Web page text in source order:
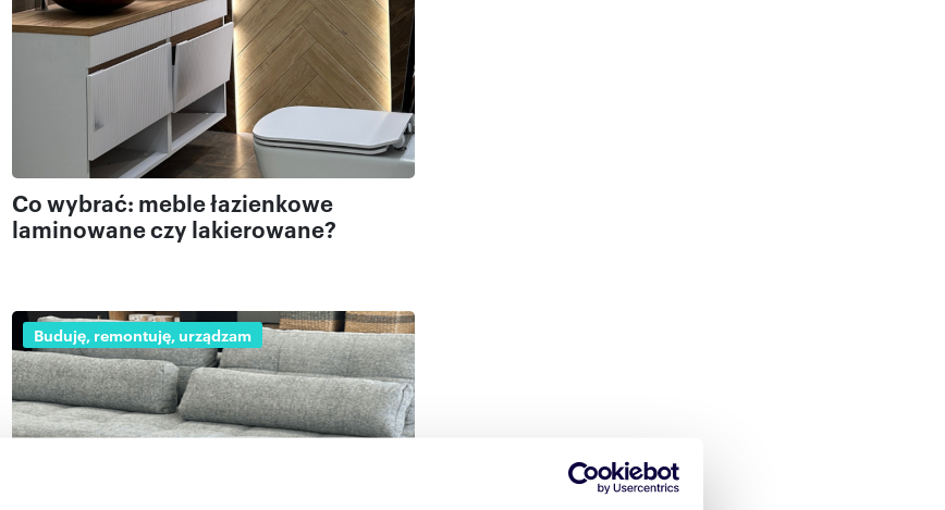
Co wybrać: meble łazienkowe
laminowane czy lakierowane?
Buduję, remontuję, urządzam